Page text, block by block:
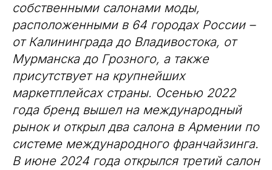
собственными салонами моды,
расположенными в 64 городах России –
от Калининграда до Владивостока, от
Мурманска до Грозного, а также
присутствует на крупнейших
маркетплейсах страны. Осенью 2022
года бренд вышел на международный
рынок и открыл два салона в Армении по
системе международного франчайзинга.
В июне 2024 года открылся третий салон